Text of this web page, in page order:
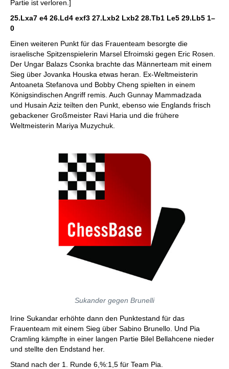
Partie ist verloren.]
25.Lxa7 e4 26.Ld4 exf3 27.Lxb2 Lxb2 28.Tb1 Le5 29.Lb5 1–
0
Einen weiteren Punkt für das Frauenteam besorgte die
israelische Spitzenspielerin Marsel Efroimski gegen Eric Rosen.
Der Ungar Balazs Csonka brachte das Männerteam mit einem
Sieg über Jovanka Houska etwas heran. Ex-Weltmeisterin
Antoaneta Stefanova und Bobby Cheng spielten in einem
Königsindischen Angriff remis. Auch Gunnay Mammadzada
und Husain Aziz teilten den Punkt, ebenso wie Englands frisch
gebackener Großmeister Ravi Haria und die frühere
Weltmeisterin Mariya Muzychuk.
Sukander gegen Brunelli
Irine Sukandar erhöhte dann den Punktestand für das
Frauenteam mit einem Sieg über Sabino Brunello. Und Pia
Cramling kämpfte in einer langen Partie Bilel Bellahcene nieder
und stellte den Endstand her.
Stand nach der 1. Runde 6,%:1,5 für Team Pia.